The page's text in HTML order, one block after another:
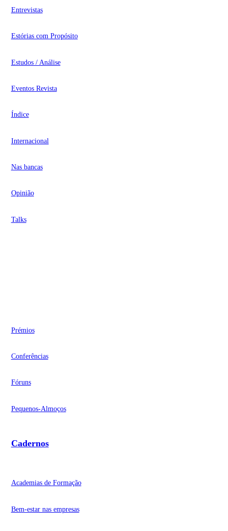
Entrevistas
Estórias com Propósito
Estudos / Análise
Eventos Revista
Índice
Internacional
Nas bancas
Opinião
Talks
Prémios
Conferências
Fóruns
Pequenos-Almoços
Cadernos
Academias de Formação
Bem-estar nas empresas